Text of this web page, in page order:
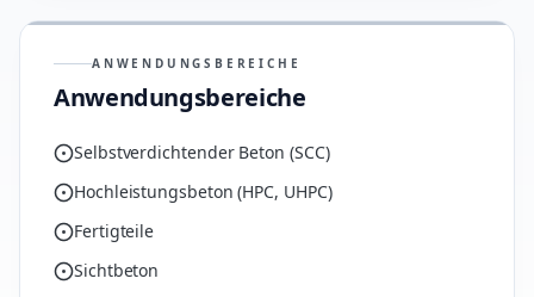
ANWENDUNGSBEREICHE
Anwendungsbereiche
Selbstverdichtender Beton (SCC)
Hochleistungsbeton (HPC, UHPC)
Fertigteile
Sichtbeton